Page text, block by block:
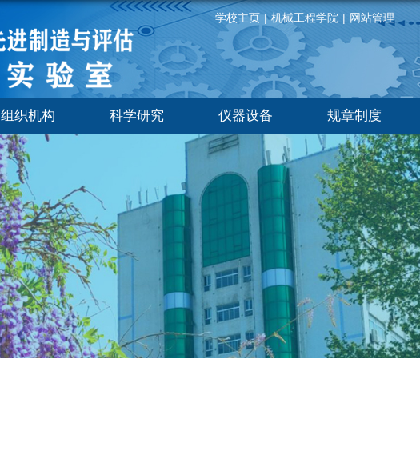
学校主页 | 机械工程学院 | 网站管理
组织机构 科学研究 仪器设备 规章制度